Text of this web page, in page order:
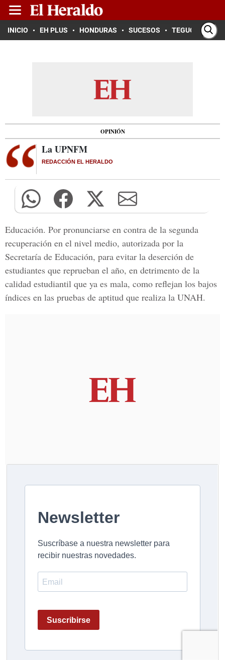
INICIO EH PLUS HONDURAS SUCESOS TEGUCIGALPA
OPINIÓN
La UPNFM
REDACCIÓN EL HERALDO
Educación. Por pronunciarse en contra de la segunda
recuperación en el nivel medio, autorizada por la
Secretaría de Educación, para evitar la deserción de
estudiantes que reprueban el año, en detrimento de la
calidad estudiantil que ya es mala, como reflejan los bajos
índices en las pruebas de aptitud que realiza la UNAH.